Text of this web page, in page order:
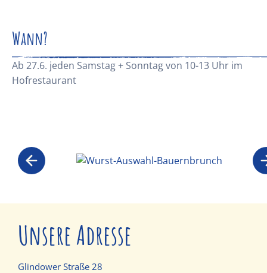
Wann?
Ab 27.6. jeden Samstag + Sonntag von 10-13 Uhr im
Hofrestaurant
Unsere Adresse
Glindower Straße 28